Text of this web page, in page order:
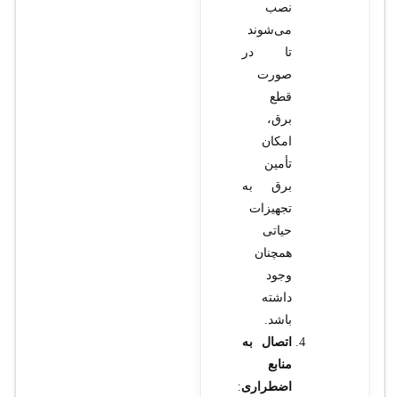
نصب
می‌شوند
تا در
صورت
قطع
برق،
امکان
تأمین
برق به
تجهیزات
حیاتی
همچنان
وجود
داشته
باشد.
اتصال به
منابع
اضطراری: